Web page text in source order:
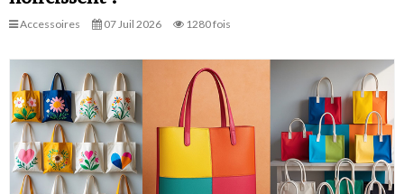
Accessoires 07 Juil 2026 1280 fois